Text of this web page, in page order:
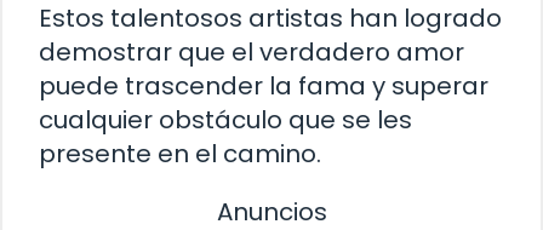
Estos talentosos artistas han logrado
demostrar que el verdadero amor
puede trascender la fama y superar
cualquier obstáculo que se les
presente en el camino.
Anuncios